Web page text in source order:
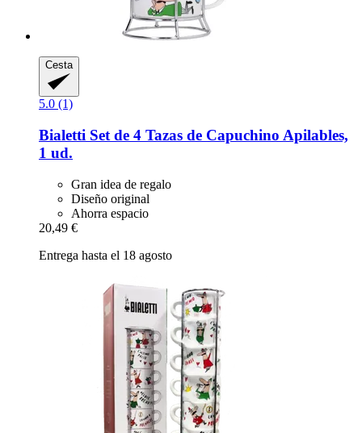
Cesta
5.0 (1)
Bialetti Set de 4 Tazas de Capuchino Apilables,
1 ud.
Gran idea de regalo
Diseño original
Ahorra espacio
20,49 €
Entrega hasta el 18 agosto